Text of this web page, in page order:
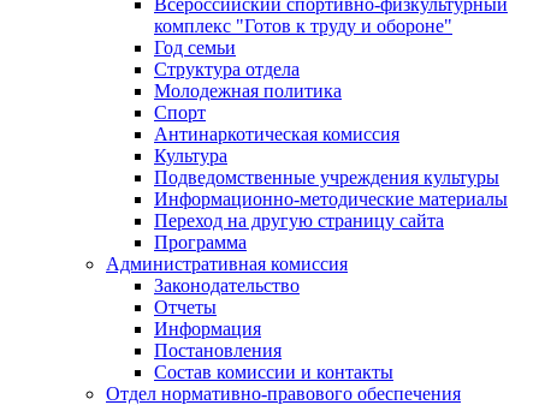
Всероссийский спортивно-физкультурный
комплекс "Готов к труду и обороне"
Год семьи
Структура отдела
Молодежная политика
Спорт
Антинаркотическая комиссия
Культура
Подведомственные учреждения культуры
Информационно-методические материалы
Переход на другую страницу сайта
Программа
Административная комиссия
Законодательство
Отчеты
Информация
Постановления
Состав комиссии и контакты
Отдел нормативно-правового обеспечения